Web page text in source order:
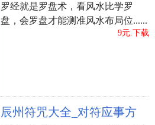
罗经就是罗盘术，看风水比学罗
盘，会罗盘才能测准风水布局位......
9元.下载
辰州符咒大全_对符应事方